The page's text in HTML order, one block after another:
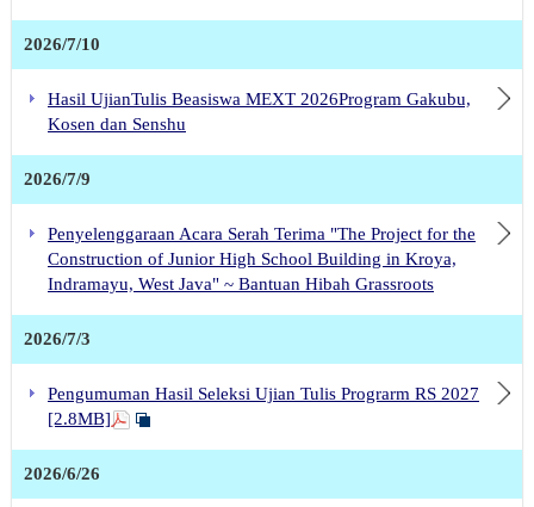
Informasi Bahan Belajar
2026/7/10
Hasil UjianTulis Beasiswa MEXT 2026Program Gakubu,
Kosen dan Senshu
2026/7/9
Penyelenggaraan Acara Serah Terima "The Project for the
Construction of Junior High School Building in Kroya,
Indramayu, West Java" ~ Bantuan Hibah Grassroots
2026/7/3
Pengumuman Hasil Seleksi Ujian Tulis Prograrm RS 2027
[2.8MB]
2026/6/26